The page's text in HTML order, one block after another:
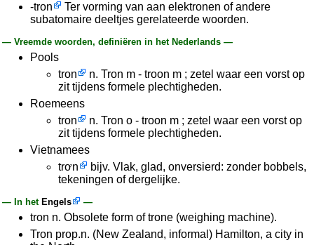
-tron
Ter vorming van aan elektronen of andere
subatomaire deeltjes gerelateerde woorden.
— Vreemde woorden, definiëren in het Nederlands —
Pools
tron
n. Tron m - troon m ; zetel waar een vorst op
zit tijdens formele plechtigheden.
Roemeens
tron
n. Tron o - troon m ; zetel waar een vorst op
zit tijdens formele plechtigheden.
Vietnamees
trơn
bijv. Vlak, glad, onversierd: zonder bobbels,
tekeningen of dergelijke.
— In het Engels —
tron n. Obsolete form of trone (weighing machine).
Tron prop.n. (New Zealand, informal) Hamilton, a city in